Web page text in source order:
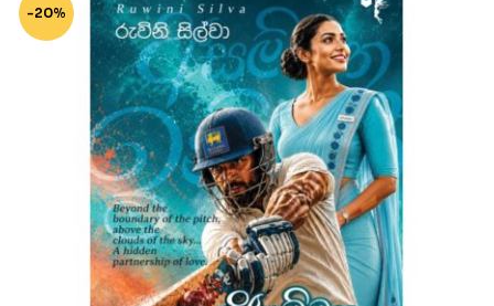
-20%